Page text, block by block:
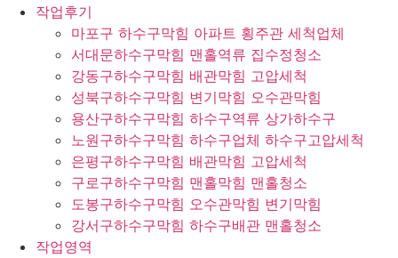
작업후기
마포구 하수구막힘 아파트 횡주관 세척업체
서대문하수구막힘 맨홀역류 집수정청소
강동구하수구막힘 배관막힘 고압세척
성북구하수구막힘 변기막힘 오수관막힘
용산구하수구막힘 하수구역류 상가하수구
노원구하수구막힘 하수구업체 하수구고압세척
은평구하수구막힘 배관막힘 고압세척
구로구하수구막힘 맨홀막힘 맨홀청소
도봉구하수구막힘 오수관막힘 변기막힘
강서구하수구막힘 하수구배관 맨홀청소
작업영역